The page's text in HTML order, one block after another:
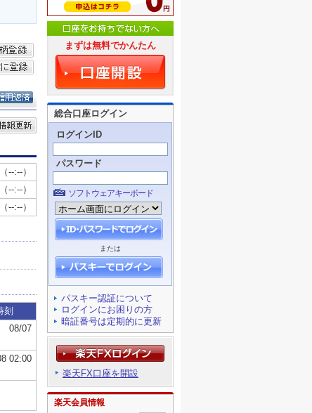
まずは無料でかんたん
総合口座ログイン
ログインID
パスワード
ソフトウェアキーボード
または
パスキー認証について
ログインにお困りの方
暗証番号は定期的に更新
楽天FX口座を開設
楽天会員情報